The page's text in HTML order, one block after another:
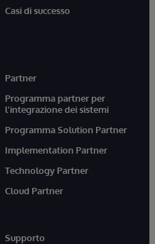
Casi di successo
Partner
Programma partner per
l'integrazione dei sistemi
Programma Solution Partner
Implementation Partner
Technology Partner
Cloud Partner
Supporto